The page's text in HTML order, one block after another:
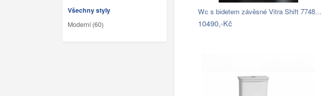
Všechny styly
Moderní (60)
Wc s bidetem závěsné Vitra Shift 7748…
10490,-Kč